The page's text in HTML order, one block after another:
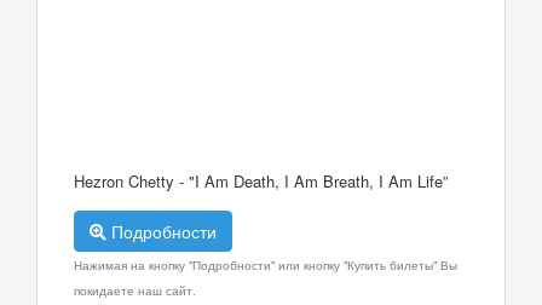
Hezron Chetty - "I Am Death, I Am Breath, I Am Life”
Подробности
Нажимая на кнопку "Подробности" или кнопку "Купить билеты" Вы
покидаете наш сайт.